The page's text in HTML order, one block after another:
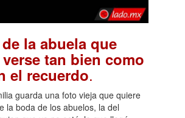
la abuela que
verse tan bien como
el recuerdo.
guarda una foto vieja que quiere
la boda de los abuelos, la del